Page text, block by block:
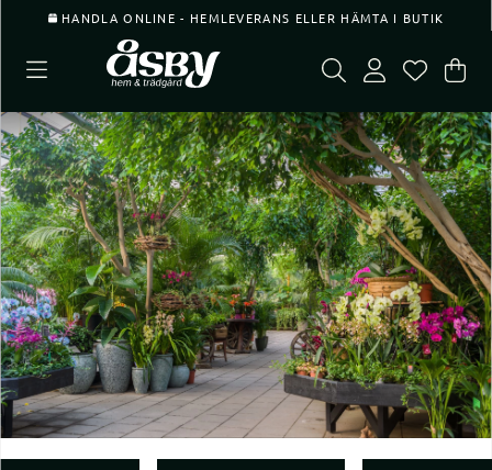
HANDLA ONLINE - HEMLEVERANS ELLER HÄMTA I BUTIK
.